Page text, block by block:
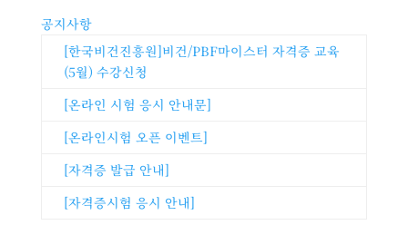
공지사항
[한국비건진흥원]비건/PBF마이스터 자격증 교육
(5월) 수강신청
[온라인 시험 응시 안내문]
[온라인시험 오픈 이벤트]
[자격증 발급 안내]
[자격증시험 응시 안내]